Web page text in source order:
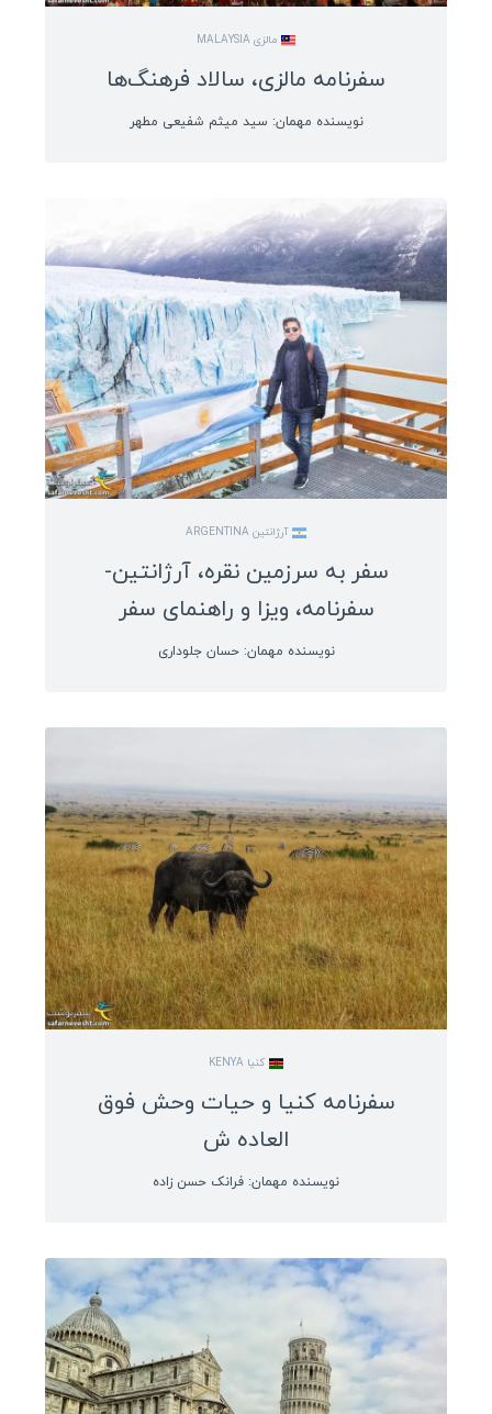
مالزی MALAYSIA
سفرنامه مالزی، سالاد فرهنگ‌ها
نویسنده مهمان: سید میثم شفیعی مطهر
آرژانتین ARGENTINA
سفر به سرزمین نقره، آرژانتین-
سفرنامه، ویزا و راهنمای سفر
نویسنده مهمان: حسان جلوداری
کنیا KENYA
سفرنامه کنیا و حیات وحش فوق
العاده ش
نویسنده مهمان: فرانک حسن زاده